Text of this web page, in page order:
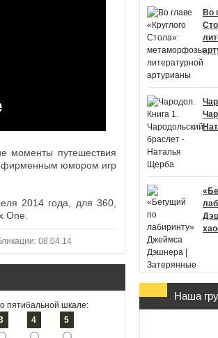
моменты путешествия
фирменным юмором игр
2014 года, для 360,
One.
08.04.14
пятибальной шкале:
4 5
Во
Наша